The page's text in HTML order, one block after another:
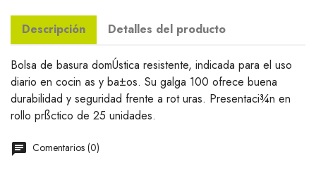
Descripción Detalles del producto
Bolsa de basura domÚstica resistente, indicada para el uso
diario en cocin as y ba±os. Su galga 100 ofrece buena
durabilidad y seguridad frente a rot uras. Presentaci¾n en
rollo prßctico de 25 unidades.
Comentarios (0)